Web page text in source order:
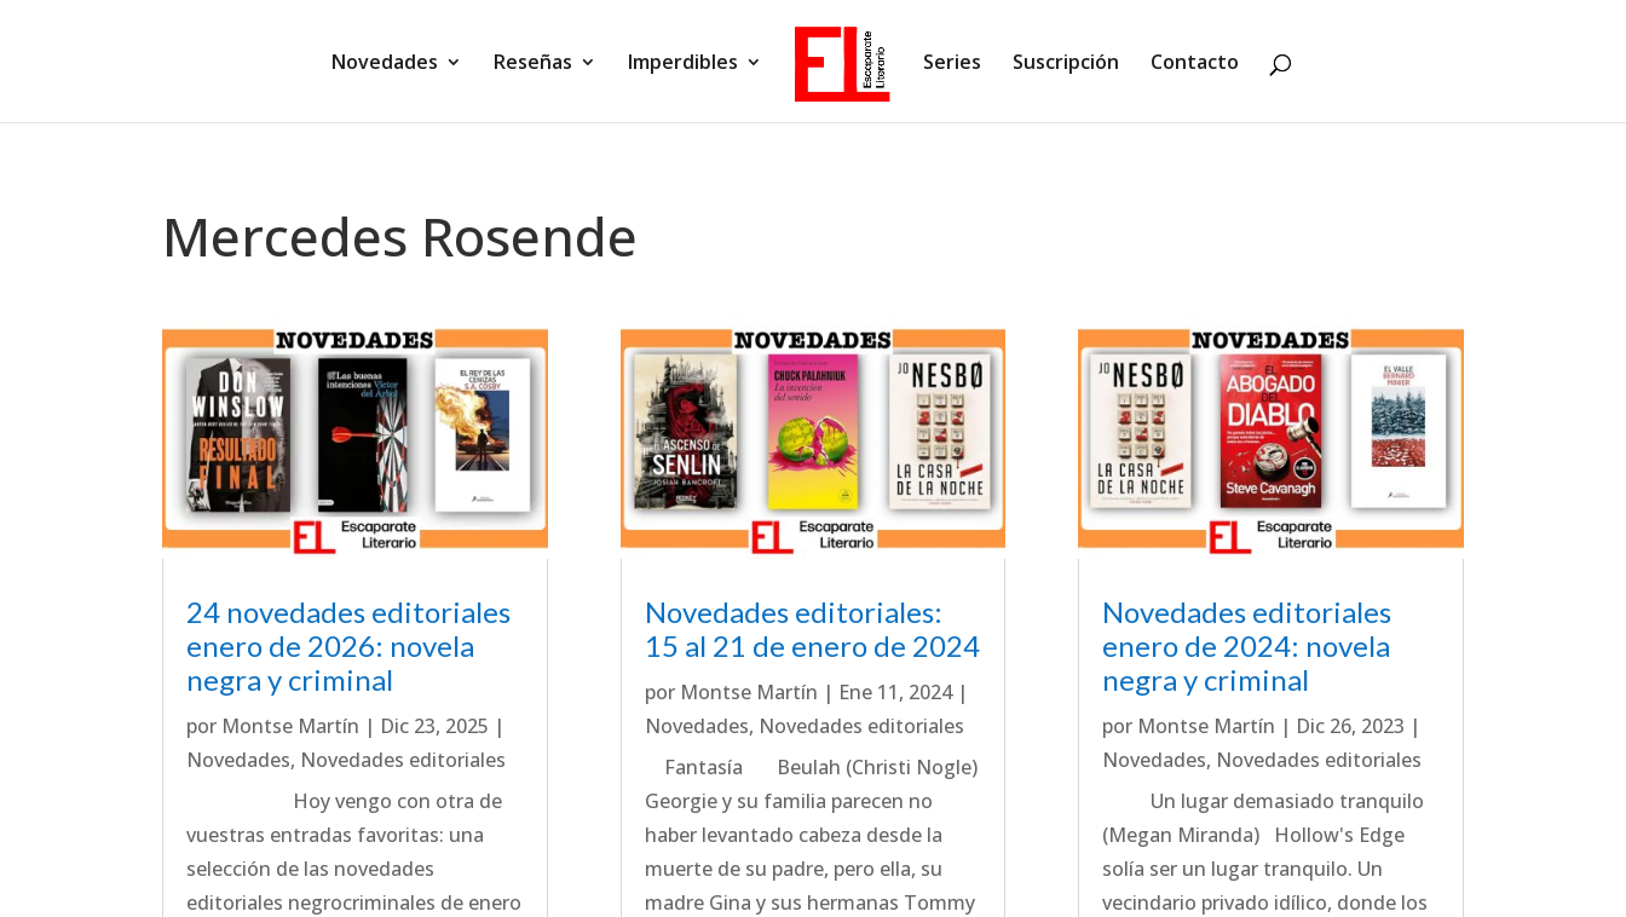
Novedades Reseñas Imperdibles Series Suscripción Contacto
Mercedes Rosende
24 novedades editoriales
enero de 2026: novela
negra y criminal
por Montse Martín | Dic 23, 2025 |
Novedades, Novedades editoriales
Hoy vengo con otra de
vuestras entradas favoritas: una
selección de las novedades
editoriales negrocriminales de enero
Novedades editoriales:
15 al 21 de enero de 2024
por Montse Martín | Ene 11, 2024|
Novedades, Novedades editoriales
Fantasía Beulah (Christi Nogle)
Georgie y su familia parecen no
haber levantado cabeza desde la
muerte de su padre, pero ella, su
madre Gina y sus hermanas Tommy
Novedades editoriales
enero de 2024: novela
negra y criminal
por Montse Martín | Dic 26, 2023 |
Novedades, Novedades editoriales
Un lugar demasiado tranquilo
(Megan Miranda) Hollow's Edge
solía ser un lugar tranquilo. Un
vecindario privado idílico, donde los